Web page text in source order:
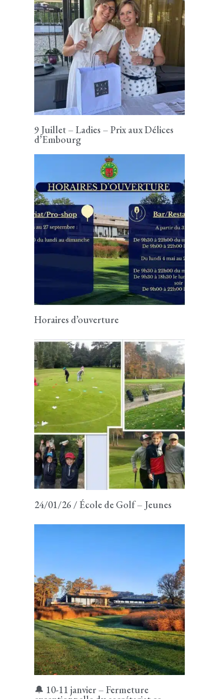
9 Juillet – Ladies – Prix aux Délices
d’Embourg
Horaires d’ouverture
24/01/26 / École de Golf – Jeunes
🔔 10-11 janvier – Fermeture